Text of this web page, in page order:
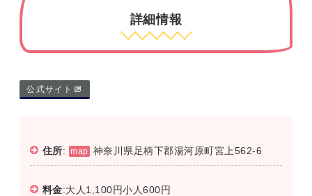
詳細情報
公式サイト
住所: map 神奈川県足柄下郡湯河原町宮上562-6
料金:大人1,100円小人600円